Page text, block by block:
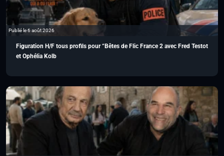
Publié le 6 août 2026
Figuration H/F tous profils pour “Bêtes de Flic France 2 avec Fred Testot
et Ophélia Kolb